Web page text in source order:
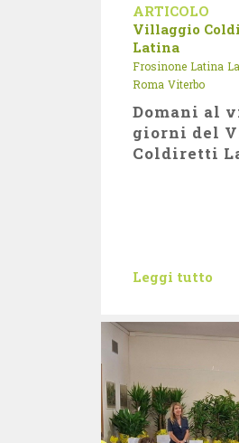
ARTICOLO
Villaggio
Latina
Frosinone Latina
Roma Viterbo
Domani al
giorni del
Coldiretti
Leggi tutto